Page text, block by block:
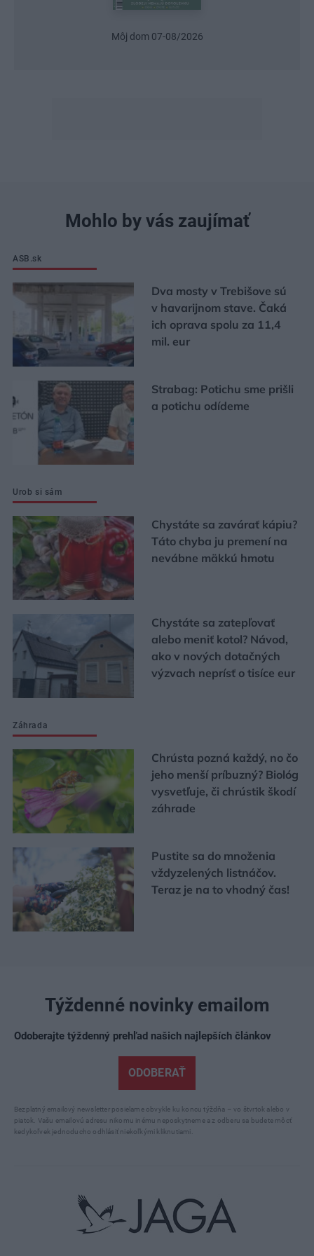
Urob si sám 6/2026
Mohlo by vás zaujímať
ASB.sk
Dva mosty v Trebišove sú
v havarijnom stave. Čaká
ich oprava spolu za 11,4
mil. eur
Strabag: Potichu sme prišli
a potichu odídeme
Urob si sám
Chystáte sa zavárať kápiu?
Táto chyba ju premení na
nevábne mäkkú hmotu
Chystáte sa zatepľovať
alebo meniť kotol? Návod,
ako v nových dotačných
výzvach neprísť o tisíce eur
Záhrada
Chrústa pozná každý, no čo
jeho menší príbuzný? Biológ
vysvetľuje, či chrústik škodí
záhrade
Pustite sa do množenia
vždyzelených listnáčov.
Teraz je na to vhodný čas!
Týždenné novinky emailom
Odoberajte týždenný prehľad našich najlepších článkov
ODOBERAŤ
Bezplatný emailový newsletter posielame obvykle ku koncu týždňa – vo štvrtok alebo v
piatok. Vašu emailovú adresu nikomu inému neposkytneme a z odberu sa budete môcť
kedykoľvek jednoducho odhlásiť niekoľkými kliknutiami.